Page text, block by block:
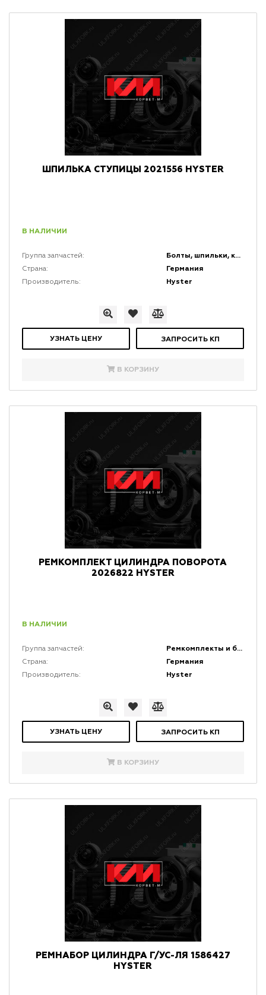
ШПИЛЬКА СТУПИЦЫ 2021556 HYSTER
В НАЛИЧИИ
Группа запчастей: Болты, шпильки, крепеж, коннекторы и кронштейны
Страна: Германия
Производитель: Hyster
УЗНАТЬ ЦЕНУ ЗАПРОСИТЬ КП
В КОРЗИНУ
РЕМКОМПЛЕКТ ЦИЛИНДРА ПОВОРОТА
2026822 HYSTER
В НАЛИЧИИ
Группа запчастей: Ремкомплекты и быстро изнашивающиеся резиновые части (БИРЧ)
Страна: Германия
Производитель: Hyster
УЗНАТЬ ЦЕНУ ЗАПРОСИТЬ КП
В КОРЗИНУ
РЕМНАБОР ЦИЛИНДРА Г/УС-ЛЯ 1586427
HYSTER